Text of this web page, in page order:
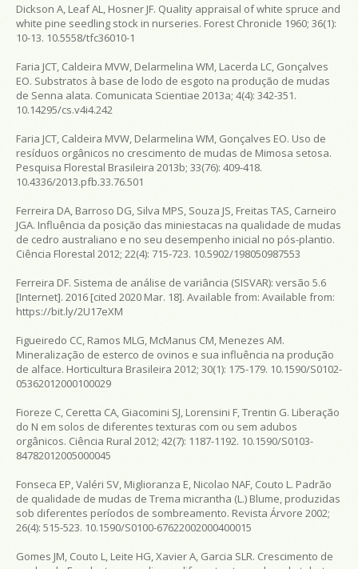
Dickson A, Leaf AL, Hosner JF. Quality appraisal of white spruce and
white pine seedling stock in nurseries. Forest Chronicle 1960; 36(1):
10-13. 10.5558/tfc36010-1
Faria JCT, Caldeira MVW, Delarmelina WM, Lacerda LC, Gonçalves
EO. Substratos à base de lodo de esgoto na produção de mudas
de Senna alata. Comunicata Scientiae 2013a; 4(4): 342-351.
10.14295/cs.v4i4.242
Faria JCT, Caldeira MVW, Delarmelina WM, Gonçalves EO. Uso de
resíduos orgânicos no crescimento de mudas de Mimosa setosa.
Pesquisa Florestal Brasileira 2013b; 33(76): 409-418.
10.4336/2013.pfb.33.76.501
Ferreira DA, Barroso DG, Silva MPS, Souza JS, Freitas TAS, Carneiro
JGA. Influência da posição das miniestacas na qualidade de mudas
de cedro australiano e no seu desempenho inicial no pós-plantio.
Ciência Florestal 2012; 22(4): 715-723. 10.5902/198050987553
Ferreira DF. Sistema de análise de variância (SISVAR): versão 5.6
[Internet]. 2016 [cited 2020 Mar. 18]. Available from: Available from:
https://bit.ly/2U17eXM
Figueiredo CC, Ramos MLG, McManus CM, Menezes AM.
Mineralização de esterco de ovinos e sua influência na produção
de alface. Horticultura Brasileira 2012; 30(1): 175-179. 10.1590/S0102-
05362012000100029
Fioreze C, Ceretta CA, Giacomini SJ, Lorensini F, Trentin G. Liberação
do N em solos de diferentes texturas com ou sem adubos
orgânicos. Ciência Rural 2012; 42(7): 1187-1192. 10.1590/S0103-
84782012005000045
Fonseca EP, Valéri SV, Miglioranza E, Nicolao NAF, Couto L. Padrão
de qualidade de mudas de Trema micrantha (L.) Blume, produzidas
sob diferentes períodos de sombreamento. Revista Árvore 2002;
26(4): 515-523. 10.1590/S0100-67622002000400015
Gomes JM, Couto L, Leite HG, Xavier A, Garcia SLR. Crescimento de